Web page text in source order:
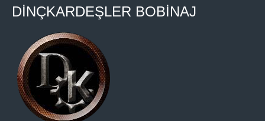
DİNÇKARDEŞLER BOBİNAJ